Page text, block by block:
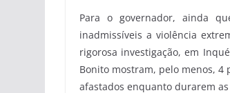
Para o governador, ainda
inadmissíveis a violência
rigorosa investigação, em
Bonito mostram, pelo menos, 4
afastados enquanto durarem